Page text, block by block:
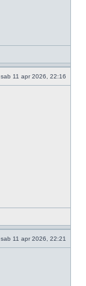
sab 11 apr 2026, 22:16
sab 11 apr 2026, 22:21